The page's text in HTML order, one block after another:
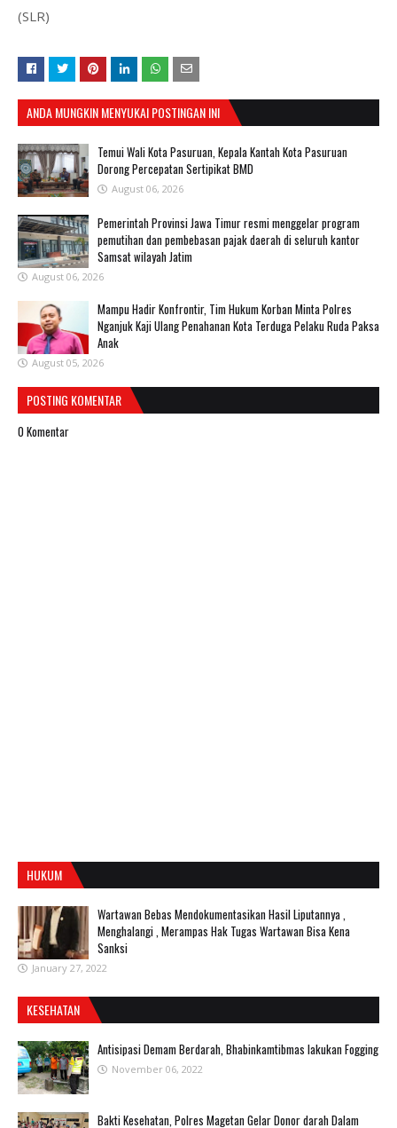
(SLR)
ANDA MUNGKIN MENYUKAI POSTINGAN INI
Temui Wali Kota Pasuruan, Kepala Kantah Kota Pasuruan
Dorong Percepatan Sertipikat BMD
August 06, 2026
Pemerintah Provinsi Jawa Timur resmi menggelar program
pemutihan dan pembebasan pajak daerah di seluruh kantor
Samsat wilayah Jatim
August 06, 2026
Mampu Hadir Konfrontir, Tim Hukum Korban Minta Polres
Nganjuk Kaji Ulang Penahanan Kota Terduga Pelaku Ruda Paksa
Anak
August 05, 2026
POSTING KOMENTAR
0 Komentar
HUKUM
Wartawan Bebas Mendokumentasikan Hasil Liputannya ,
Menghalangi , Merampas Hak Tugas Wartawan Bisa Kena
Sanksi
January 27, 2022
KESEHATAN
Antisipasi Demam Berdarah, Bhabinkamtibmas lakukan Fogging
November 06, 2022
Bakti Kesehatan, Polres Magetan Gelar Donor darah Dalam